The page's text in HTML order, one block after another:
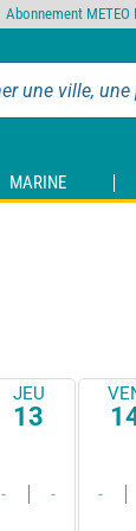
MARINE
JEU
13
- - -
Abonnement METEO